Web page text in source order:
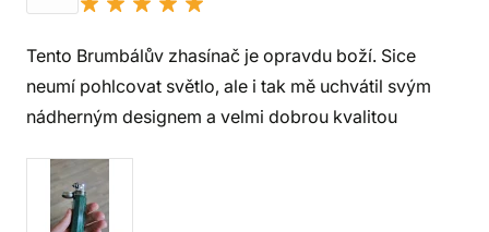
Tento Brumbálův zhasínač je opravdu boží. Sice
neumí pohlcovat světlo, ale i tak mě uchvátil svým
nádherným designem a velmi dobrou kvalitou